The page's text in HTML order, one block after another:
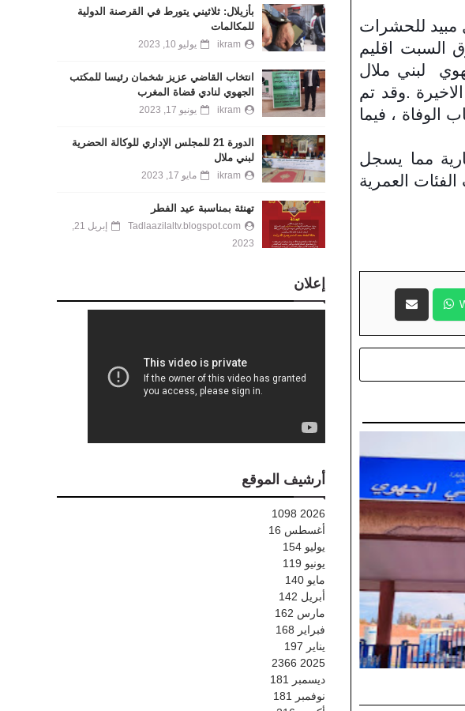
مبيد للحشرات
بمدينة سوق السبت اقليم
لبني ملال
.وقد تم
الوفاة ، فيما
الجارية مما يسجل
العمرية
بأزيلال: ثلاثيني يتورط في القرصنة الدولية
للمكالمات
ikram يوليو 10, 2023
انتخاب القاضي عزيز شخمان رئيسا للمكتب
الجهوي لنادي قضاة المغرب
ikram يونيو 17, 2023
الدورة 21 للمجلس الإداري للوكالة الحضرية
لبني ملال
ikram مايو 17, 2023
تهنئة بمناسبة عيد الفطر
Tadlaazilaltv.blogspot.com
إبريل 21,
2023
إعلان
أرشيف الموقع
2026
1098
أغسطس 16
يوليو 154
يونيو 119
مايو 140
أبريل 142
مارس 162
فبراير 168
يناير 197
2025
2366
ديسمبر
181
نوفمبر
181